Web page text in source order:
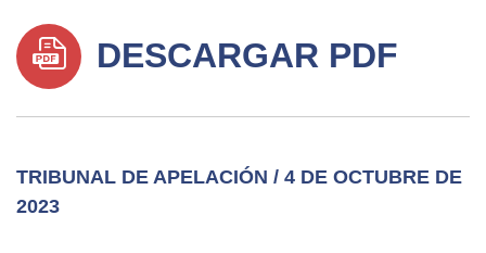
DESCARGAR PDF
TRIBUNAL DE APELACIÓN / 4 DE OCTUBRE DE
2023